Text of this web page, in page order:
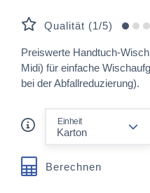
Qualität (1/5)
Preiswerte Handtuch-
Midi) für einfache
bei der Abfallreduzierung).
Einheit
Berechnen